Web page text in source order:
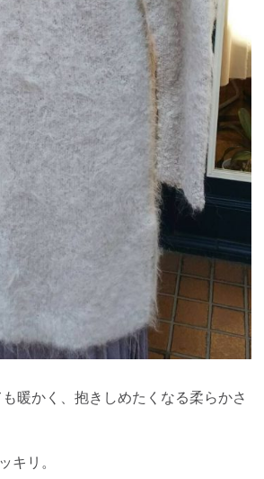
暖かく、抱きしめたくなる柔らかさ
キリ。